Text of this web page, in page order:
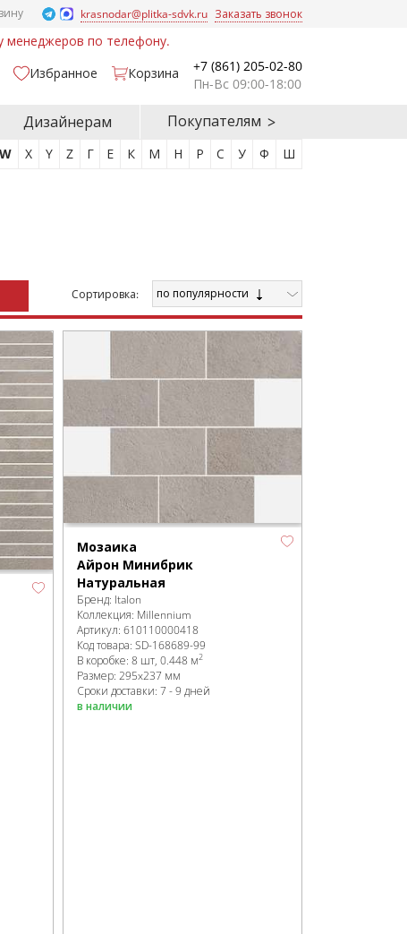
krasnodar@plitka-sdvk.ru Заказать звонок
менеджеров по телефону.
Избранное Корзина
+7 (861) 205-02-80
Пн-Вс 09:00-18:00
Дизайнерам Покупателям
W X Y Z Г Е К М Н Р С У Ф Ш
Cортировка: по популярности
Мозаика
Айрон Минибрик
Натуральная
Бренд: Italon
Коллекция: Millennium
Артикул: 610110000418
Код товара: SD-168689-99
В коробке: 8 шт, 0.448 м2
Размер: 295x237 мм
Сроки доставки: 7 - 9 дней
в наличии